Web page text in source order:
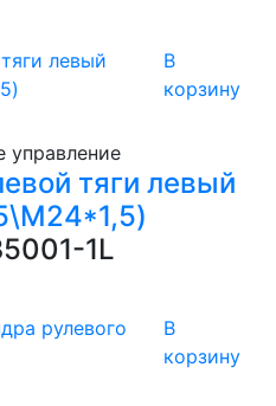
В
корзину
управление
тяги левый
1L
В
корзину